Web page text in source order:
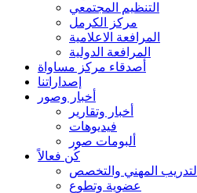
التنظيم المجتمعي
مركز الكرمل
المرافعة الاعلامية
المرافعة الدولية
أصدقاء مركز مساواة
إصداراتنا
أخبار وصور
أخبار وتقارير
فيديوهات
ألبومات صور
كُن فعالاً
التدريب المهني والتخصص
عضوية وتطوع